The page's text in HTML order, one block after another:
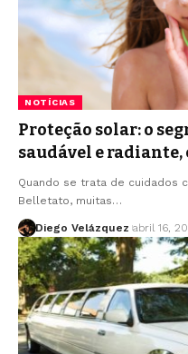
NOTÍCIAS
Proteção solar: o
saudável e
Quando se trata de cuidados
Belletato, muitas…
Diego Velázquez abril 16,